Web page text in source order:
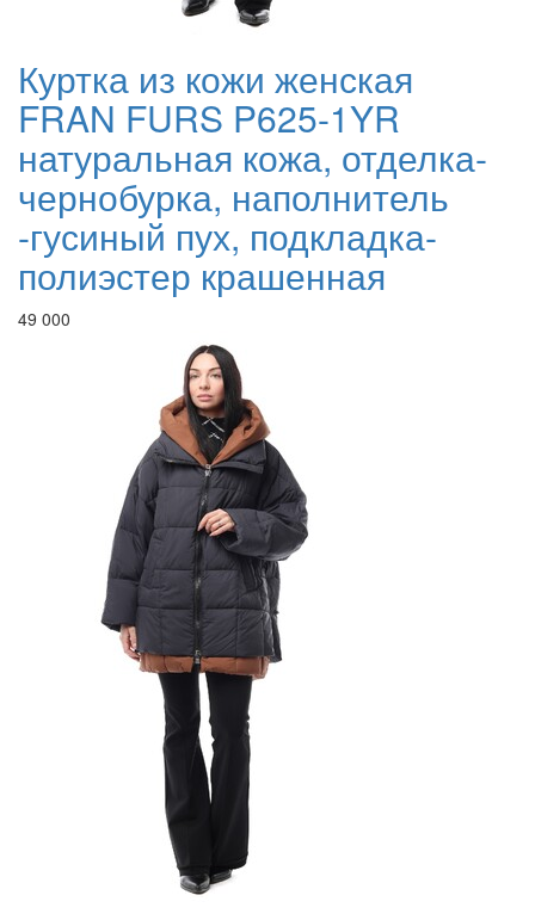
Куртка из кожи женская
FRAN FURS P625-1YR
натуральная кожа, отделка-
чернобурка, наполнитель
-гусиный пух, подкладка-
полиэстер крашенная
49 000